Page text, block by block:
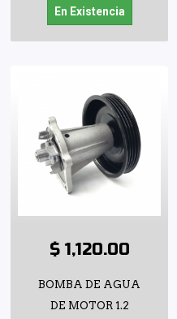
En Existencia
$ 1,120.00
BOMBA DE AGUA
DE MOTOR 1.2